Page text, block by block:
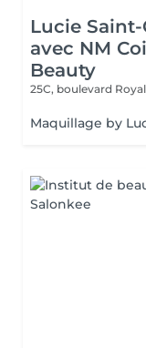
Lucie
avec NM
Beauty
25C, boulevard Royal
Maquillage by